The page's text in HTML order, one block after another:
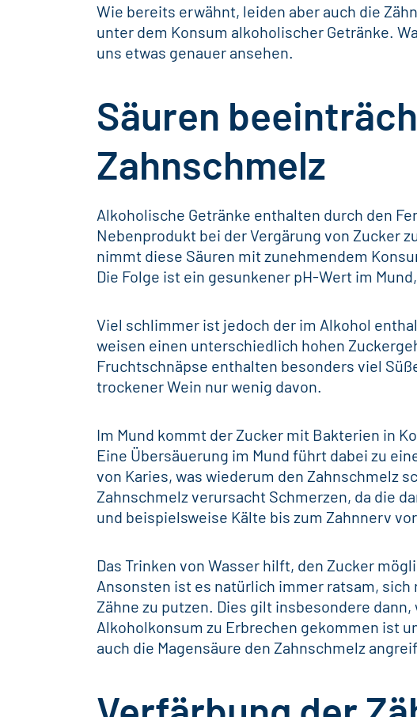
Wie bereits erwähnt, leiden aber auch die
unter dem Konsum alkoholischer Getränke.
uns etwas genauer ansehen.
Säuren
Zahnschmelz
Alkoholische Getränke enthalten durch den
Nebenprodukt bei der Vergärung von Zucker
nimmt diese Säuren mit zunehmendem
Die Folge ist ein gesunkener pH-Wert im
Viel schlimmer ist jedoch der im Alkohol
weisen einen unterschiedlich hohen
Fruchtschnäpse enthalten besonders viel
trockener Wein nur wenig davon.
Im Mund kommt der Zucker mit Bakterien in
Eine Übersäuerung im Mund führt dabei zu
von Karies, was wiederum den Zahnschmelz
Zahnschmelz verursacht Schmerzen, da die
und beispielsweise Kälte bis zum Zahnnerv
Das Trinken von Wasser hilft, den Zucker
Ansonsten ist es natürlich immer ratsam,
Zähne zu putzen. Dies gilt insbesondere
Alkoholkonsum zu Erbrechen gekommen ist
auch die Magensäure den Zahnschmelz